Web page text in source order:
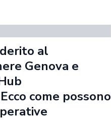
al
Genova e
come possono